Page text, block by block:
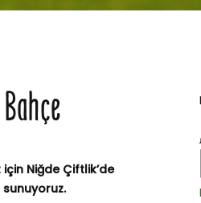
Niğde Çiftlik’de